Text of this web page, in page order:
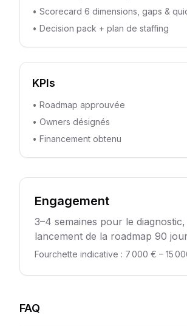
• Scorecard 6 dimensions, gaps &
• Decision pack + plan de staffing
KPIs
• Roadmap approuvée
• Owners désignés
• Financement obtenu
Engagement
3–4 semaines pour le
lancement de la roadmap 90
Fourchette indicative : 7 000 € – 15
FAQ